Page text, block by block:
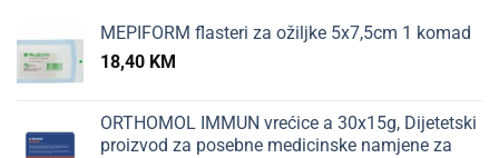
MEPIFORM flasteri za ožiljke 5x7,5cm 1 komad
18,40 KM
ORTHOMOL IMMUN vrećice a 30x15g, Dijetetski
proizvod za posebne medicinske namjene za